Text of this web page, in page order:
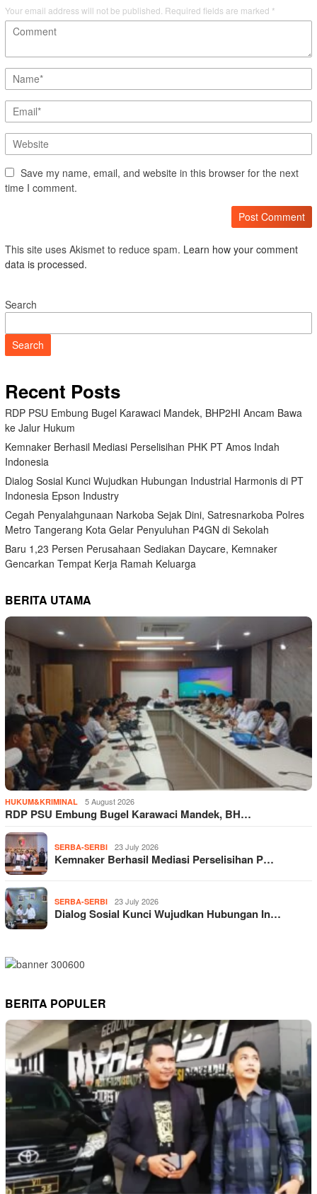
Your email address will not be published. Required fields are marked *
Save my name, email, and website in this browser for the next
time I comment.
This site uses Akismet to reduce spam. Learn how your comment
data is processed.
Search
Search
Recent Posts
RDP PSU Embung Bugel Karawaci Mandek, BHP2HI Ancam Bawa
ke Jalur Hukum
Kemnaker Berhasil Mediasi Perselisihan PHK PT Amos Indah
Indonesia
Dialog Sosial Kunci Wujudkan Hubungan Industrial Harmonis di PT
Indonesia Epson Industry
Cegah Penyalahgunaan Narkoba Sejak Dini, Satresnarkoba Polres
Metro Tangerang Kota Gelar Penyuluhan P4GN di Sekolah
Baru 1,23 Persen Perusahaan Sediakan Daycare, Kemnaker
Gencarkan Tempat Kerja Ramah Keluarga
BERITA UTAMA
HUKUM&KRIMINAL 5 August 2026
RDP PSU Embung Bugel Karawaci Mandek, BH…
SERBA-SERBI 23 July 2026
Kemnaker Berhasil Mediasi Perselisihan P…
SERBA-SERBI 23 July 2026
Dialog Sosial Kunci Wujudkan Hubungan In…
BERITA POPULER